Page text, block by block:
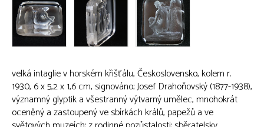
velká intaglie v horském křišťálu, Československo, kolem r.
1930, 6 x 5,2 x 1,6 cm, signováno; Josef Drahoňovský (1877-1938),
významný glyptik a všestranný výtvarný umělec, mnohokrát
oceněný a zastoupený ve sbírkách králů, papežů a ve